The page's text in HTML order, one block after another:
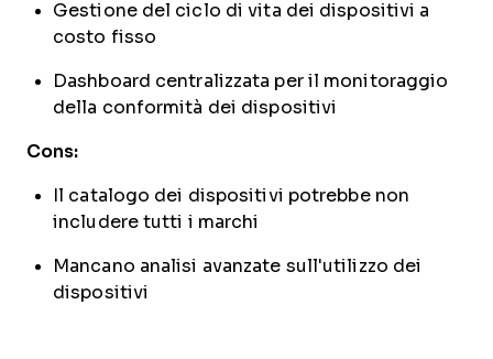
Gestione del ciclo di vita dei dispositivi a
costo fisso
Dashboard centralizzata per il monitoraggio
della conformità dei dispositivi
Cons:
Il catalogo dei dispositivi potrebbe non
includere tutti i marchi
Mancano analisi avanzate sull'utilizzo dei
dispositivi